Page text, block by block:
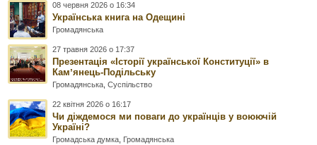
08 червня 2026 о 16:34
Українська книга на Одещині
Громадянська
27 травня 2026 о 17:37
Презентація «Історії української Конституції» в
Камʼянець-Подільську
Громадянська ,Суспільство
22 квітня 2026 о 16:17
Чи діждемося ми поваги до українців у воюючій
Україні?
Громадська думка Громадянська